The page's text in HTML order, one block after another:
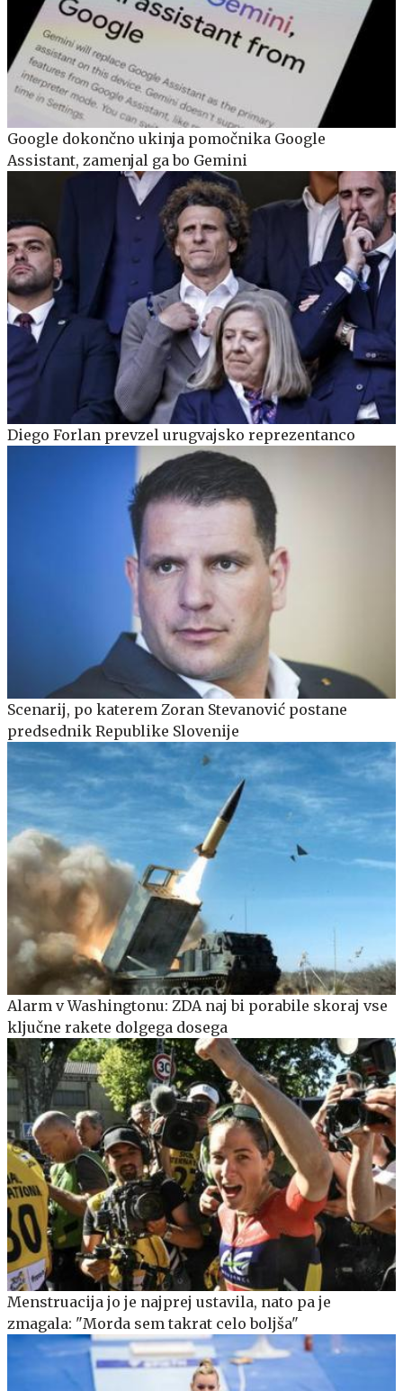
Google dokončno ukinja pomočnika Google
Assistant, zamenjal ga bo Gemini
Diego Forlan prevzel urugvajsko reprezentanco
Scenarij, po katerem Zoran Stevanović postane
predsednik Republike Slovenije
Alarm v Washingtonu: ZDA naj bi porabile skoraj vse
ključne rakete dolgega dosega
Menstruacija jo je najprej ustavila, nato pa je
zmagala: "Morda sem takrat celo boljša"